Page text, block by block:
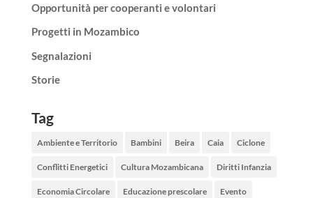
Opportunità per cooperanti e volontari
Progetti in Mozambico
Segnalazioni
Storie
Tag
Ambiente e Territorio Bambini Beira Caia Ciclone
Conflitti Energetici Cultura Mozambicana Diritti Infanzia
Economia Circolare Educazione prescolare Evento